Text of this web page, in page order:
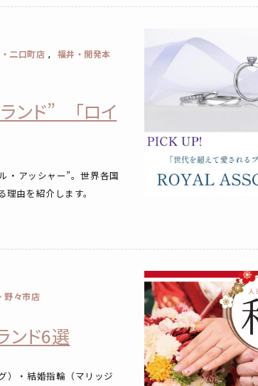
二口町店 ,
福井・開発本
ンド” 「ロイ
・アッシャー”。世界各国
由を紹介します。
野々市店
ンド6選
）・結婚指輪（マリッジ